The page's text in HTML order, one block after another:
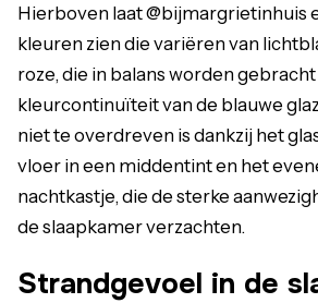
Hierboven laat @bijmargrietinhuis
kleuren zien die variëren van
roze, die in balans worden
kleurcontinuïteit van de blauwe
niet te overdreven is dankzij het
vloer in een middentint en het
nachtkastje, die de sterke
de slaapkamer verzachten.
Strandgevoel in de